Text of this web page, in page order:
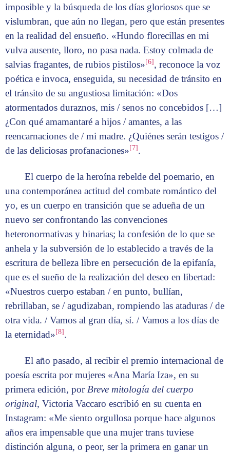
imposible y la búsqueda de los días gloriosos que se
vislumbran, que aún no llegan, pero que están presentes
en la realidad del ensueño. «Hundo florecillas en mi
vulva ausente, lloro, no pasa nada. Estoy colmada de
salvias fragantes, de rubios pistilos»[6], reconoce la voz
poética e invoca, enseguida, su necesidad de tránsito en
el tránsito de su angustiosa limitación: «Dos
atormentados duraznos, mis / senos no concebidos […]
¿Con qué amamantaré a hijos / amantes, a las
reencarnaciones de / mi madre. ¿Quiénes serán testigos /
de las deliciosas profanaciones»[7].
El cuerpo de la heroína rebelde del poemario, en
una contemporánea actitud del combate romántico del
yo, es un cuerpo en transición que se adueña de un
nuevo ser confrontando las convenciones
heteronormativas y binarias; la confesión de lo que se
anhela y la subversión de lo establecido a través de la
escritura de belleza libre en persecución de la epifanía,
que es el sueño de la realización del deseo en libertad:
«Nuestros cuerpo estaban / en punto, bullían,
rebrillaban, se / agudizaban, rompiendo las ataduras / de
otra vida. / Vamos al gran día, sí. / Vamos a los días de
la eternidad»[8].
El año pasado, al recibir el premio internacional de
poesía escrita por mujeres «Ana María Iza», en su
primera edición, porBreve mitología del cuerpo
original, Victoria Vaccaro escribió en su cuenta en
Instagram: «Me siento orgullosa porque hace algunos
años era impensable que una mujer trans tuviese
distinción alguna, o peor, ser la primera en ganar un